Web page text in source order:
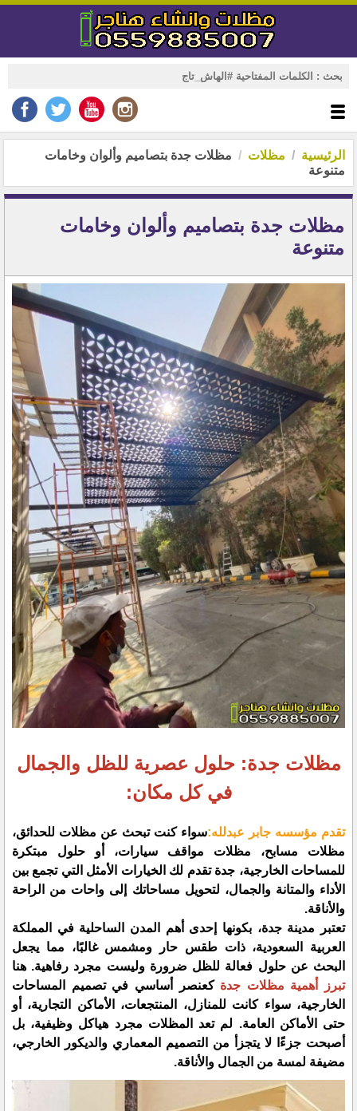
الرئيسية مظلات
مظلات جدة بتصاميم وألوان وخامات
متنوعة
مظلات جدة بتصاميم وألوان وخامات
متنوعة
مظلات جدة: حلول عصرية للظل والجمال
في كل مكان:
تقدم مؤسسه جابر عبدلله:سواء كنت تبحث عن مظلات للحدائق،
مظلات مسابح، مظلات مواقف سيارات، أو حلول مبتكرة
للمساحات الخارجية، جدة تقدم لك الخيارات الأمثل التي تجمع بين
الأداء والمتانة والجمال، لتحويل مساحاتك إلى واحات من الراحة
والأناقة.
تعتبر مدينة جدة، بكونها إحدى أهم المدن الساحلية في المملكة
العربية السعودية، ذات طقس حار ومشمس غالبًا، مما يجعل
البحث عن حلول فعالة للظل ضرورة وليست مجرد رفاهية. هنا
تبرز أهمية مظلات جدة كعنصر أساسي في تصميم المساحات
الخارجية، سواء كانت للمنازل، المنتجعات، الأماكن التجارية، أو
حتى الأماكن العامة. لم تعد المظلات مجرد هياكل وظيفية، بل
أصبحت جزءًا لا يتجزأ من التصميم المعماري والديكور الخارجي،
مضيفة لمسة من الجمال والأناقة.